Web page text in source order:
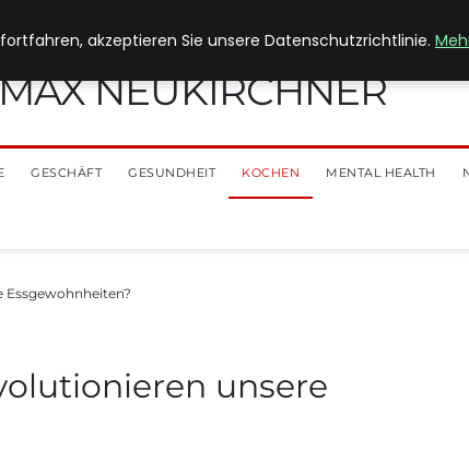
NEUKIRCHNER
GESCHÄFT GESUNDHEIT KOCHEN MENTAL HEALTH
Essgewohnheiten?
unsere
akzeptieren Sie unsere Datenschutzrichtlinie.